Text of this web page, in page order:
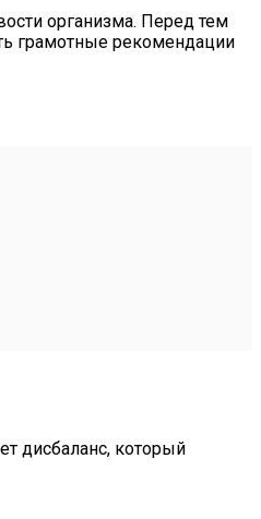
организма. Перед тем
грамотные рекомендации
дисбаланс, который